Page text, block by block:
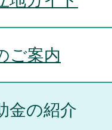
ご案内
金の紹介